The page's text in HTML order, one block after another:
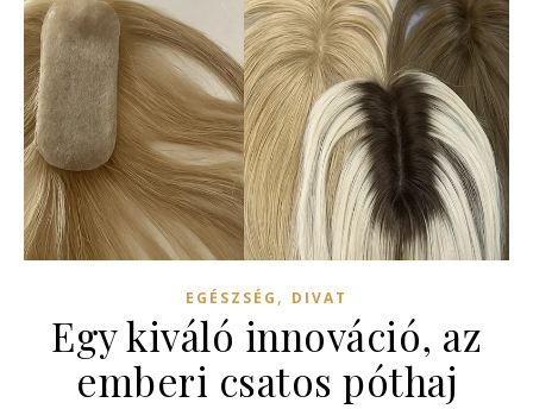
EGÉSZSÉG , DIVAT
Egy kiváló innováció, az
emberi csatos póthaj